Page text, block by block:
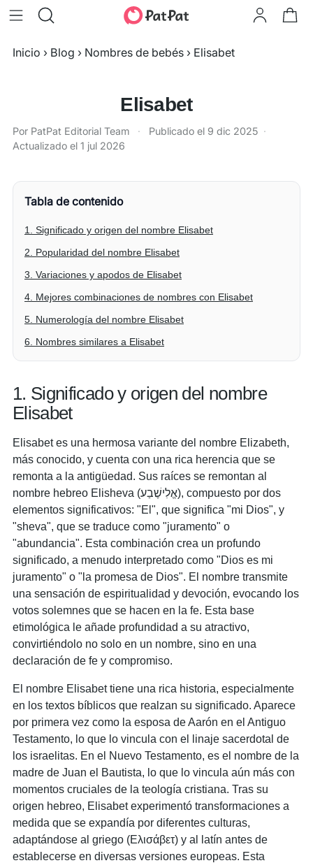
Inicio › Blog › Nombres de bebés › Elisabet
Elisabet
Por PatPat Editorial Team · Publicado el 9 dic 2025 ·
Actualizado el 1 jul 2026
Tabla de contenido
1. Significado y origen del nombre Elisabet
2. Popularidad del nombre Elisabet
3. Variaciones y apodos de Elisabet
4. Mejores combinaciones de nombres con Elisabet
5. Numerología del nombre Elisabet
6. Nombres similares a Elisabet
1. Significado y origen del nombre
Elisabet
Elisabet es una hermosa variante del nombre Elizabeth,
más conocido, y cuenta con una rica herencia que se
remonta a la antigüedad. Sus raíces se remontan al
nombre hebreo Elisheva (אֱלִישֶׁבַע), compuesto por dos
elementos significativos: "El", que significa "mi Dios", y
"sheva", que se traduce como "juramento" o
"abundancia". Esta combinación crea un profundo
significado, a menudo interpretado como "Dios es mi
juramento" o "la promesa de Dios". El nombre transmite
una sensación de espiritualidad y devoción, evocando los
votos solemnes que se hacen en la fe. Esta base
etimológica le añade profundidad a su atractivo,
convirtiéndolo no solo en un nombre, sino en una
declaración de fe y compromiso.
El nombre Elisabet tiene una rica historia, especialmente
en los textos bíblicos que realzan su significado. Aparece
por primera vez como la esposa de Aarón en el Antiguo
Testamento, lo que lo vincula con el linaje sacerdotal de
los israelitas. En el Nuevo Testamento, es el nombre de la
madre de Juan el Bautista, lo que lo vincula aún más con
momentos cruciales de la teología cristiana. Tras su
origen hebreo, Elisabet experimentó transformaciones a
medida que se expandía por diferentes culturas,
adaptándose al griego (Ελισάβετ) y al latín antes de
establecerse en diversas versiones europeas. Esta